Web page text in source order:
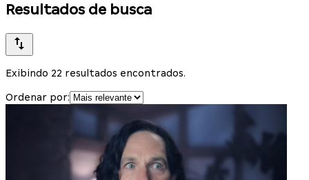
Resultados de busca
Exibindo 22 resultados encontrados.
Ordenar por: